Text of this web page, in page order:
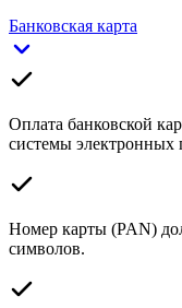
Банковская карта
Оплата банковской
системы электронных
Номер карты (PAN)
символов.